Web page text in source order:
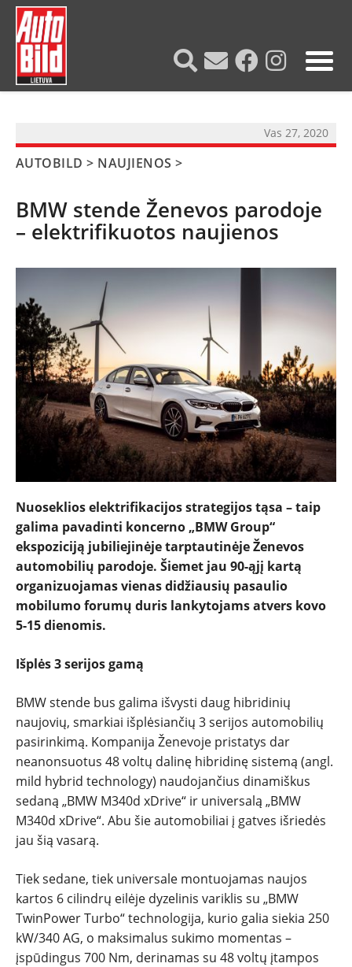
NAUJIENOS
TESTAI
NAUJI
NAUDOTI
REPORTAŽAI
PATARIMAI
ĮVAIRENYBĖS
Vas 27, 2020
AUTOBILD > NAUJIENOS >
BMW stende Ženevos parodoje
– elektrifikuotos naujienos
Nuoseklios elektrifikacijos strategijos tąsa – taip
galima pavadinti koncerno „BMW Group“
ekspoziciją jubiliejinėje tarptautinėje Ženevos
automobilių parodoje. Šiemet jau 90-ąjį kartą
organizuojamas vienas didžiausių pasaulio
mobilumo forumų duris lankytojams atvers kovo
5-15 dienomis.
Išplės 3 serijos gamą
BMW stende bus galima išvysti daug hibridinių
naujovių, smarkiai išplėsiančių 3 serijos automobilių
pasirinkimą. Kompanija Ženevoje pristatys dar
neanonsuotus 48 voltų dalinę hibridinę sistemą (angl.
mild hybrid technology) naudojančius dinamiškus
sedaną „BMW M340d xDrive“ ir universalą „BMW
M340d xDrive“. Abu šie automobiliai į gatves išriedės
jau šią vasarą.
Tiek sedane, tiek universale montuojamas naujos
kartos 6 cilindrų eilėje dyzelinis variklis su „BMW
TwinPower Turbo“ technologija, kurio galia siekia 250
kW/340 AG, o maksimalus sukimo momentas –
įspūdingus 700 Nm, derinamas su 48 voltų įtampos